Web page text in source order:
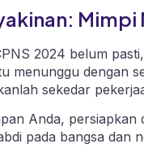
2024 belum
menunggu dengan
sekedar
Anda,
pada bangsa dan